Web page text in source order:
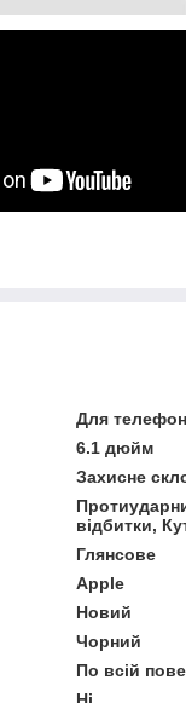
Для
6.1 дюйм
Захисне
відбитки,
Глянсове
Apple
Новий
Чорний
По всій
Ні